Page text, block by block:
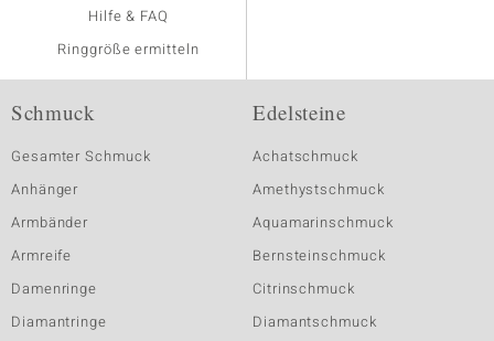
Hilfe & FAQ
Ringgröße ermitteln
Schmuck
Gesamter Schmuck
Anhänger
Armbänder
Armreife
Damenringe
Diamantringe
Edelsteine
Achatschmuck
Amethystschmuck
Aquamarinschmuck
Bernsteinschmuck
Citrinschmuck
Diamantschmuck